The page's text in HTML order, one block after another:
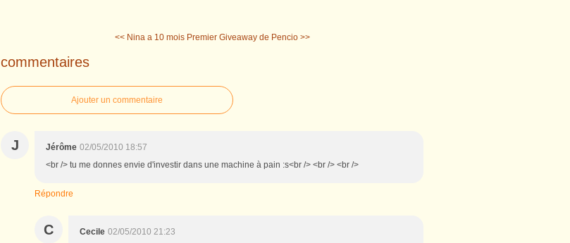
<< Nina a 10 mois Premier Giveaway de Pencio >>
commentaires
Ajouter un commentaire
J Jérôme 02/05/2010 18:57
<br /> tu me donnes envie d'investir dans une machine à pain :s<br /> <br /> <br />
Répondre
C Cecile 02/05/2010 21:23